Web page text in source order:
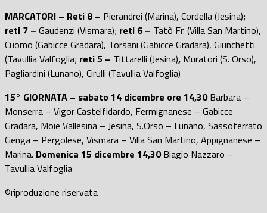
MARCATORI – Reti 8 – Pierandrei (Marina), Cordella (Jesina);
reti 7 – Gaudenzi (Vismara); reti 6 – Tatò Fr. (Villa San Martino),
Cuomo (Gabicce Gradara), Torsani (Gabicce Gradara), Giunchetti
(Tavullia Valfoglia; reti 5 – Tittarelli (Jesina), Muratori (S. Orso),
Pagliardini (Lunano), Cirulli (Tavullia Valfoglia)
15° GIORNATA – sabato 14 dicembre ore 14,30Barbara –
Monserra – Vigor Castelfidardo, Fermignanese – Gabicce
Gradara, Moie Vallesina – Jesina, S.Orso – Lunano, Sassoferrato
Genga – Pergolese, Vismara – Villa San Martino, Appignanese –
Marina. Domenica 15 dicembre 14,30Biagio Nazzaro –
Tavullia Valfoglia
©riproduzione riservata